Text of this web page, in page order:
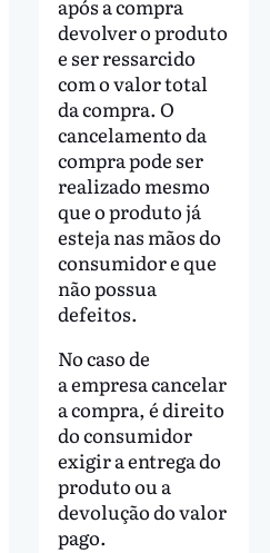
após a compra
devolver o produto
e ser ressarcido
com o valor total
da compra. O
cancelamento da
compra pode ser
realizado mesmo
que o produto já
esteja nas mãos do
consumidor e que
não possua
defeitos.
No caso de
a empresa cancelar
a compra, é direito
do consumidor
exigir a entrega do
produto ou a
devolução do valor
pago.